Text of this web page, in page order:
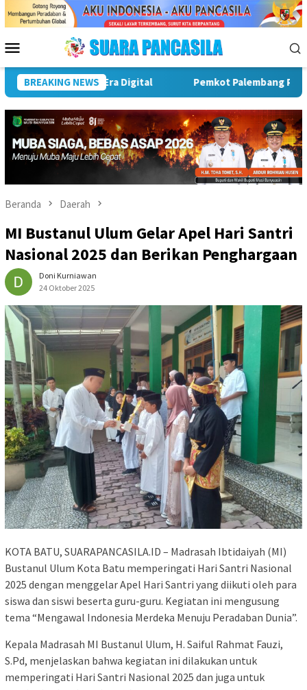
Menu
Mobile
BREAKING NEWS
Peduli Lingkungan Sejak Dini Pemkot Palembang
Beranda Daerah
MI Bustanul Ulum Gelar Apel Hari Santri
Nasional 2025 dan Berikan Penghargaan
Doni Kurniawan
24 Oktober 2025
KOTA BATU, SUARAPANCASILA.ID – Madrasah Ibtidaiyah (MI)
Bustanul Ulum Kota Batu memperingati Hari Santri Nasional
2025 dengan menggelar Apel Hari Santri yang diikuti oleh para
siswa dan siswi beserta guru-guru. Kegiatan ini mengusung
tema “Mengawal Indonesia Merdeka Menuju Peradaban Dunia”.
Kepala Madrasah MI Bustanul Ulum, H. Saiful Rahmat Fauzi,
S.Pd, menjelaskan bahwa kegiatan ini dilakukan untuk
memperingati Hari Santri Nasional 2025 dan juga untuk